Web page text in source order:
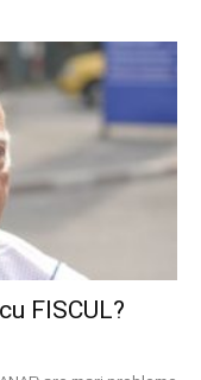
FISCUL?